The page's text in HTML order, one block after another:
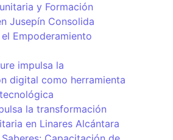
y Formación
Jusepín Consolida
Empoderamiento
impulsa la
digital como herramienta
la transformación
en Linares Alcántara